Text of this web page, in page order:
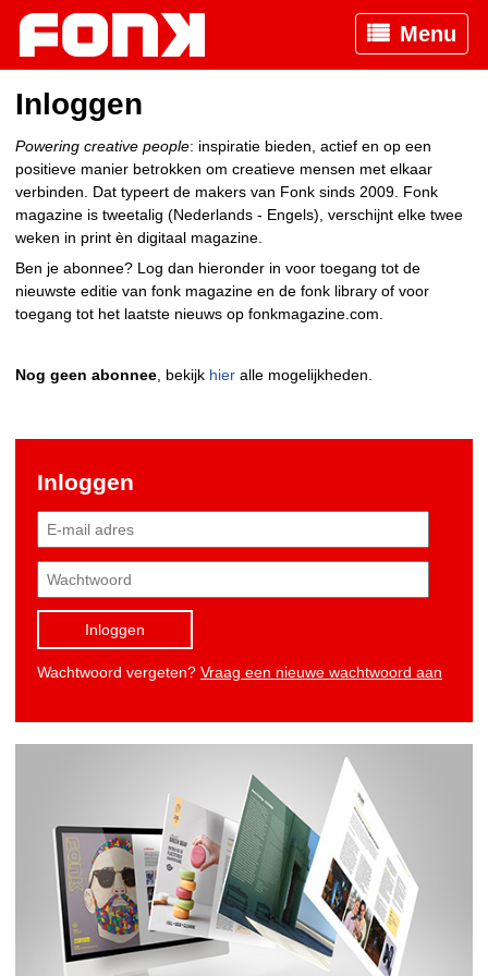
Menu
Inloggen
Powering creative people: inspiratie bieden, actief en op een
positieve manier betrokken om creatieve mensen met elkaar
verbinden. Dat typeert de makers van Fonk sinds 2009. Fonk
magazine is tweetalig (Nederlands - Engels), verschijnt elke twee
weken in print èn digitaal magazine.
Ben je abonnee? Log dan hieronder in voor toegang tot de
nieuwste editie van fonk magazine en de fonk library of voor
toegang tot het laatste nieuws op fonkmagazine.com.
Nog geen abonnee , bekijk hier alle mogelijkheden.
Inloggen
Inloggen
Wachtwoord vergeten? Vraag een nieuwe wachtwoord aan